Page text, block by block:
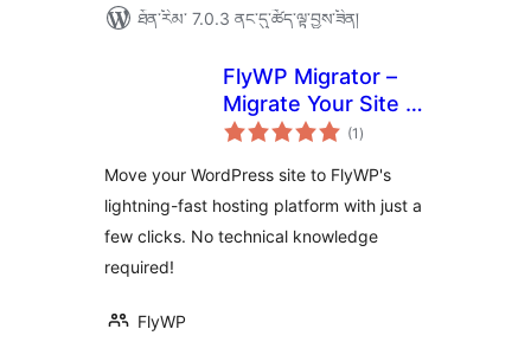
ཐོན་རིམ་ 7.0.3 ནང་དུ་ཚོད་ལྟ་བྱས་ཟིན།
FlyWP Migrator –
Migrate Your Site to
FlyWP
(1 གདེང་
འཇོག་
ཚང་།
)
Move your WordPress site to FlyWP's
lightning-fast hosting platform with just a
few clicks. No technical knowledge
required!
FlyWP